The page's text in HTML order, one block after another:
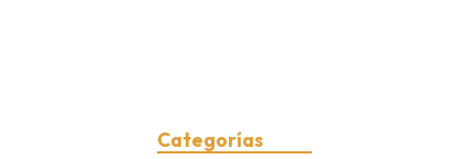
Categorías